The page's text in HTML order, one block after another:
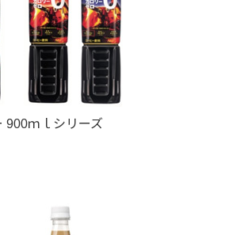
900ｍｌシリーズ